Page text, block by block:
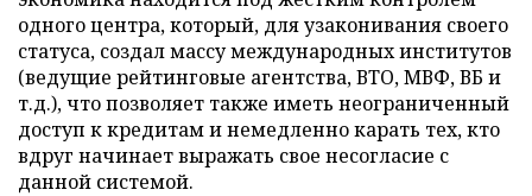
одного центра, который, для узаконивания своего
статуса, создал массу международных институтов
(ведущие рейтинговые агентства, ВТО, МВФ, ВБ и
т.д.), что позволяет также иметь неограниченный
доступ к кредитам и немедленно карать тех, кто
вдруг начинает выражать свое несогласие с
данной системой.